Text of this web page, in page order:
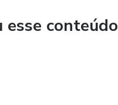
conteúdo